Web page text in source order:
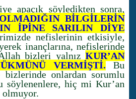
apaçık söyledikten sonra,
BİLGİLERİN
İPİNE SARILIN DİYE
nefislerinin etkisiyle,
inançlarına, nefislerinde
bizleri yalnız KUR’AN
VERMİŞTİ. Bu
onlardan sorumlu
söylenenlere, hiç mi Kur’an
olmuyor.